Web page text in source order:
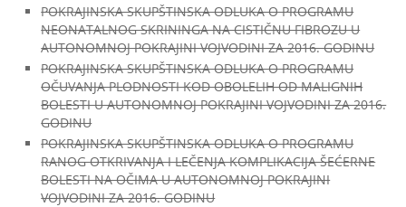
POKRAJINSKA SKUPŠTINSKA ODLUKA O PROGRAMU
NEONATALNOG SKRININGA NA CISTIČNU FIBROZU U
AUTONOMNOJ POKRAJINI VOJVODINI ZA 2016. GODINU
POKRAJINSKA SKUPŠTINSKA ODLUKA O PROGRAMU
OČUVANJA PLODNOSTI KOD OBOLELIH OD MALIGNIH
BOLESTI U AUTONOMNOJ POKRAJINI VOJVODINI ZA 2016.
GODINU
POKRAJINSKA SKUPŠTINSKA ODLUKA O PROGRAMU
RANOG OTKRIVANJA I LEČENJA KOMPLIKACIJA ŠEĆERNE
BOLESTI NA OČIMA U AUTONOMNOJ POKRAJINI
VOJVODINI ZA 2016. GODINU